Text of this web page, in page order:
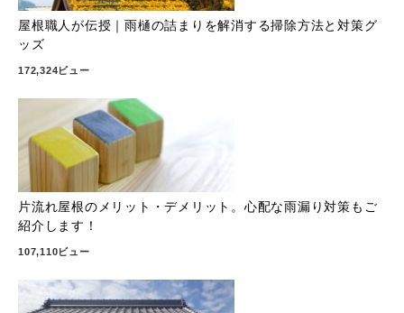
屋根職人が伝授｜雨樋の詰まりを解消する掃除方法と対策グ
ッズ
172,324ビュー
片流れ屋根のメリット・デメリット。心配な雨漏り対策もご
紹介します！
107,110ビュー